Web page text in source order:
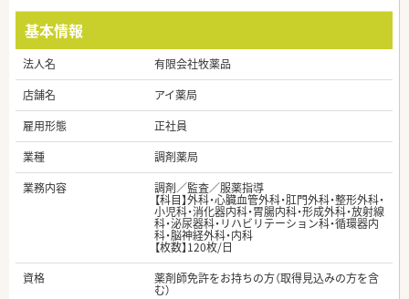
基本情報
法人名
有限会社牧薬品
店舗名
アイ薬局
雇用形態
正社員
業種
調剤薬局
業務内容
調剤／監査／服薬指導
【科目】外科・心臓血管外科・肛門外科・整形外科・
小児科・消化器内科・胃腸内科・形成外科・放射線
科・泌尿器科・リハビリテーション科・循環器内
科・脳神経外科・内科
【枚数】120枚/日
資格
薬剤師免許をお持ちの方（取得見込みの方を含
む）